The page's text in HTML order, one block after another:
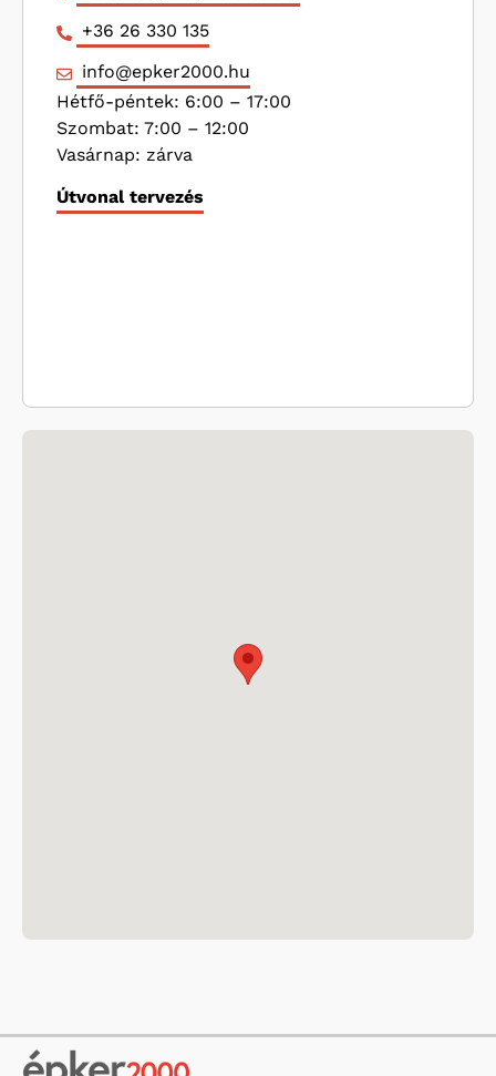
+36 26 330 135
info@epker2000.hu
Hétfő-péntek: 6:00 – 17:00
Szombat: 7:00 – 12:00
Vasárnap: zárva
Útvonal tervezés